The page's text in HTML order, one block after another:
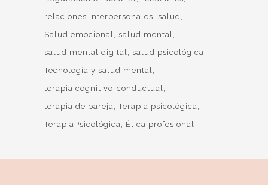
relaciones interpersonales
salud
Salud emocional
salud mental
salud mental digital
salud psicológica
Tecnología y salud mental
terapia cognitivo-conductual
terapia de pareja
Terapia psicológica
TerapiaPsicológica
Ética profesional